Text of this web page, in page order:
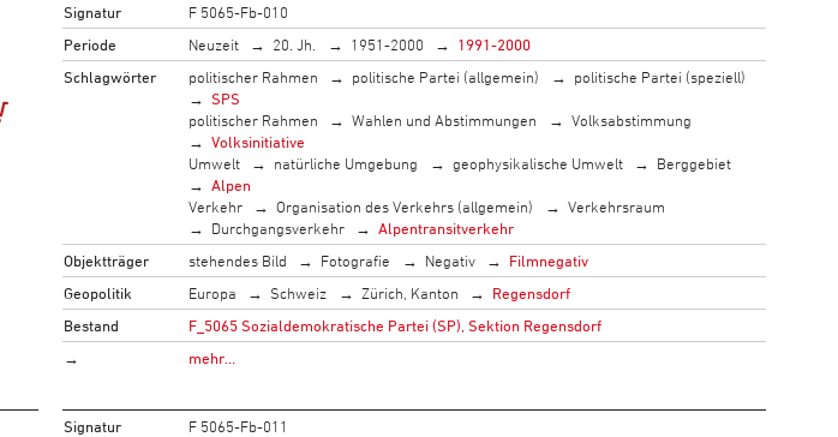
Signatur
F 5065-Fb-010
Periode
Neuzeit 20. Jh. 1951-2000
1991-2000
Schlagwörter
politischer Rahmen politische Partei (allgemein)
politische Partei (speziell)
SPS
politischer Rahmen
Wahlen und Abstimmungen
Volksabstimmung
Volksinitiative
Umwelt
natürliche Umgebung geophysikalische Umwelt
Berggebiet
Alpen
Verkehr
Organisation des Verkehrs (allgemein)
Verkehrsraum
Durchgangsverkehr
Alpentransitverkehr
Objektträger
stehendes Bild Fotografie Negativ
Filmnegativ
Geopolitik
Europa Schweiz Zürich, Kanton
Regensdorf
Bestand
F_5065 Sozialdemokratische Partei (SP), Sektion Regensdorf
→
mehr…
Signatur
F 5065-Fb-011